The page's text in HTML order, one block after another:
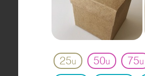
25u 50u 75u